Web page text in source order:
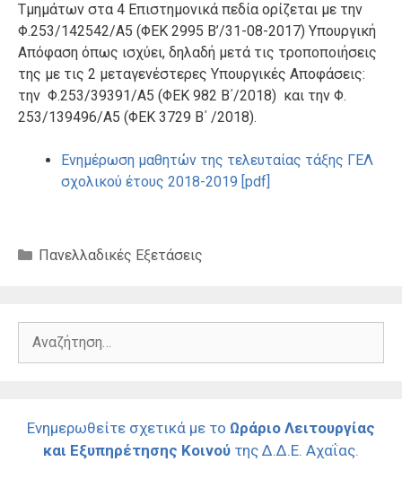
Τμημάτων στα 4 Επιστημονικά πεδία ορίζεται με την
Φ.253/142542/Α5 (ΦΕΚ 2995 B’/31-08-2017) Υπουργική
Απόφαση όπως ισχύει, δηλαδή μετά τις τροποποιήσεις
της με τις 2 μεταγενέστερες Υπουργικές Αποφάσεις:
την Φ.253/39391/Α5 (ΦΕΚ 982 Β΄/2018) και την Φ.
253/139496/Α5 (ΦΕΚ 3729 Β΄ /2018).
Ενημέρωση μαθητών της τελευταίας τάξης ΓΕΛ
σχολικού έτους 2018-2019 [pdf]
Κατηγορίες
Πανελλαδικές Εξετάσεις
Αναζήτηση
Ενημερωθείτε σχετικά με το Ωράριο Λειτουργίας
και Εξυπηρέτησης Κοινού της Δ.Δ.Ε. Αχαΐας.